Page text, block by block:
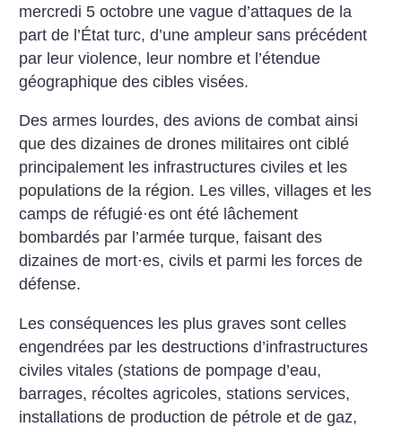
mercredi 5 octobre une vague d’attaques de la
part de l’État turc, d’une ampleur sans précédent
par leur violence, leur nombre et l’étendue
géographique des cibles visées.
Des armes lourdes, des avions de combat ainsi
que des dizaines de drones militaires ont ciblé
principalement les infrastructures civiles et les
populations de la région. Les villes, villages et les
camps de réfugié·es ont été lâchement
bombardés par l’armée turque, faisant des
dizaines de mort·es, civils et parmi les forces de
défense.
Les conséquences les plus graves sont celles
engendrées par les destructions d’infrastructures
civiles vitales (stations de pompage d’eau,
barrages, récoltes agricoles, stations services,
installations de production de pétrole et de gaz,